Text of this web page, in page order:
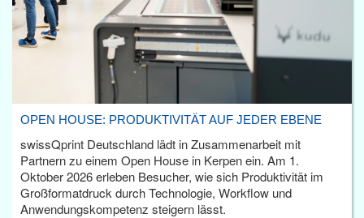
OPEN HOUSE: PRODUKTIVITÄT AUF JEDER EBENE
swissQprint Deutschland lädt in Zusammenarbeit mit
Partnern zu einem Open House in Kerpen ein. Am 1.
Oktober 2026 erleben Besucher, wie sich Produktivität im
Großformatdruck durch Technologie, Workflow und
Anwendungskompetenz steigern lässt.